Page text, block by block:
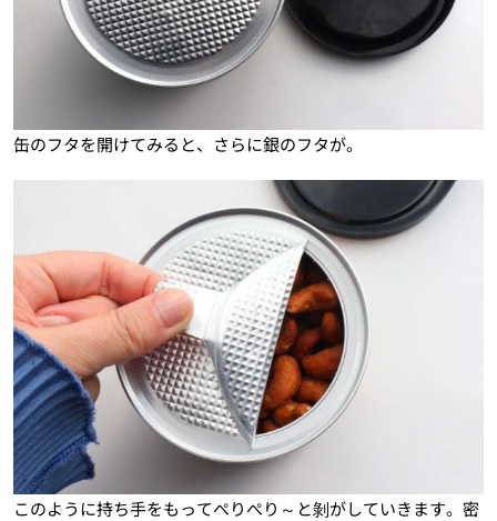
缶のフタを開けてみると、さらに銀のフタが。
このように持ち手をもってぺりぺり～と剝がしていきます。密